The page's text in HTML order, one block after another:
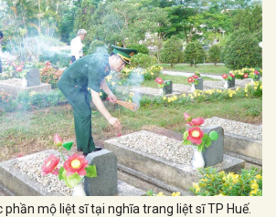
mộ liệt sĩ tại nghĩa trang liệt sĩ TP Huế.